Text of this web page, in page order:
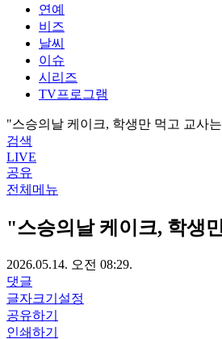
연예
비즈
날씨
이슈
시리즈
TV프로그램
"스승의날 케이크, 학생만 먹고 교사
검색
LIVE
공유
전체메뉴
"스승의날 케이크, 학생
2026.05.14. 오전 08:29.
댓글
글자크기설정
공유하기
인쇄하기